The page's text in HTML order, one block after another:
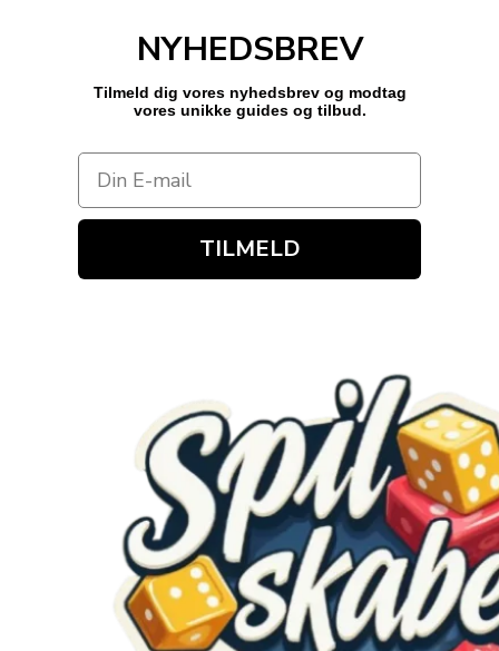
NYHEDSBREV
Tilmeld dig vores nyhedsbrev og modtag
vores unikke guides og tilbud.
TILMELD